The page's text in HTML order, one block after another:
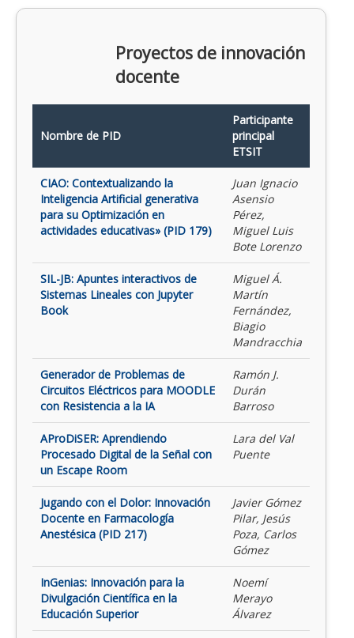
Proyectos de innovación
docente
Nombre de PID
Participante
principal
ETSIT
CIAO: Contextualizando la
Inteligencia Artificial generativa
para su Optimización en
actividades educativas» (PID 179)
Juan Ignacio
Asensio
Pérez,
Miguel Luis
Bote Lorenzo
SIL-JB: Apuntes interactivos de
Sistemas Lineales con Jupyter
Book
Miguel Á.
Martín
Fernández,
Biagio
Mandracchia
Generador de Problemas de
Circuitos Eléctricos para MOODLE
con Resistencia a la IA
Ramón J.
Durán
Barroso
AProDiSER: Aprendiendo
Procesado Digital de la Señal con
un Escape Room
Lara del Val
Puente
Jugando con el Dolor: Innovación
Docente en Farmacología
Anestésica (PID 217)
Javier Gómez
Pilar, Jesús
Poza, Carlos
Gómez
InGenias: Innovación para la
Divulgación Científica en la
Educación Superior
Noemí
Merayo
Álvarez